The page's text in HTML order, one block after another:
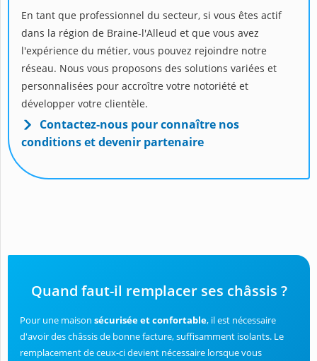
En tant que professionnel du secteur, si vous êtes actif
dans la région de Braine-l'Alleud et que vous avez
l'expérience du métier, vous pouvez rejoindre notre
réseau. Nous vous proposons des solutions variées et
personnalisées pour accroître votre notoriété et
développer votre clientèle.
Contactez-nous pour connaître nos
conditions et devenir partenaire
Quand faut-il remplacer ses châssis ?
Pour une maison sécurisée et confortable, il est nécessaire
d'avoir des châssis de bonne facture, suffisamment isolants. Le
remplacement de ceux-ci devient nécessaire lorsque vous